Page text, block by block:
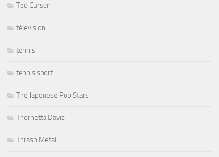
Ted Curson
télevision
tennis
tennis sport
The Japonese Pop Stars
Thornetta Davis
Thrash Metal